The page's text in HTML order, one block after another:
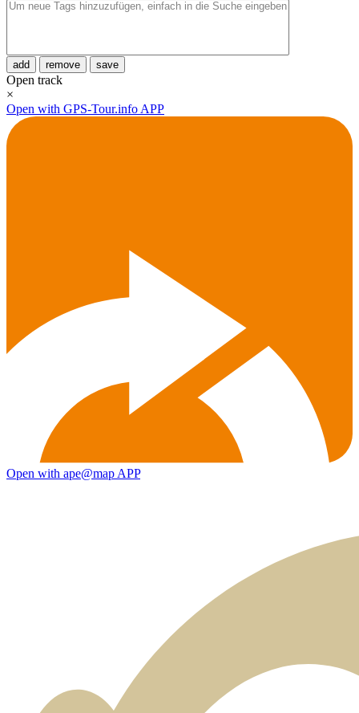
add remove save
Open track
×
Open with GPS-Tour.info APP
Open with ape@map APP